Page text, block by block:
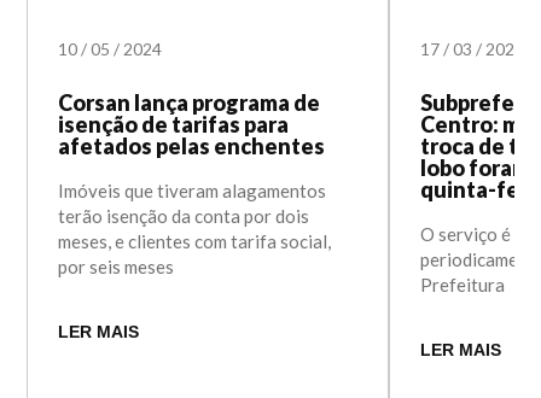
10/05/ 2024
Corsan lança programa de
isenção de tarifas para
afetados pelas enchentes
Imóveis que tiveram alagamentos
terão isenção da conta por dois
meses, e clientes com tarifa social,
por seis meses
LER MAIS
17/03/ 2023
Centro:
troca de
lobo foram
quinta-
O serviço é
Prefeitura
LER MAIS